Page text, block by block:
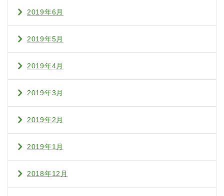
2019年6月
2019年5月
2019年4月
2019年3月
2019年2月
2019年1月
2018年12月